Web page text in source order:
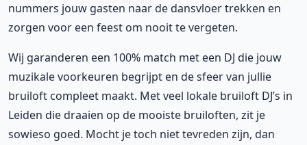
nummers jouw gasten naar de dansvloer trekken en
zorgen voor een feest om nooit te vergeten.
Wij garanderen een 100% match met een DJ die jouw
muzikale voorkeuren begrijpt en de sfeer van jullie
bruiloft compleet maakt. Met veel lokale bruiloft DJ’s in
Leiden die draaien op de mooiste bruiloften, zit je
sowieso goed. Mocht je toch niet tevreden zijn, dan